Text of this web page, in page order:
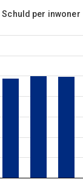
Schuld per inwoner